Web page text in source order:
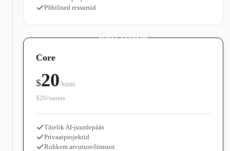
Põhilised ressursid
POPULAARSEIM
Core
$20/kuus
$20/aastas
Täielik AI-juurdepääs
Privaatprojektid
Rohkem arvutusvõimsust